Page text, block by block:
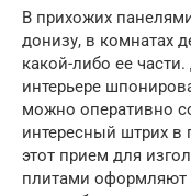
В прихожих
донизу, в комнатах
какой-либо ее
интерьере
можно оперативно
интересный штрих в
этот прием для
плитами оформляют